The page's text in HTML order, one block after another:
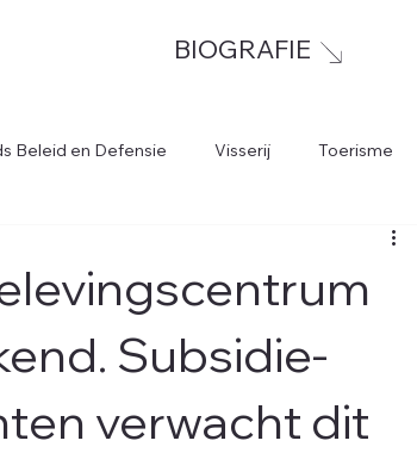
BIOGRAFIE
Beleid en Defensie Visserij Toerisme
Subsidie-
verwacht dit